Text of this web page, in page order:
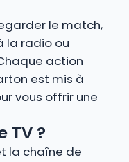
le match,
la radio ou
action
est mis à
vous offrir une
TV ?
la chaîne de